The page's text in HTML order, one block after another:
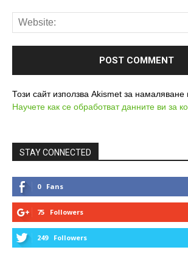
Този сайт използва Akismet за намаляване
Научете как се обработват данните ви за
STAY CONNECTED
0 Fans
75 Followers
249 Followers